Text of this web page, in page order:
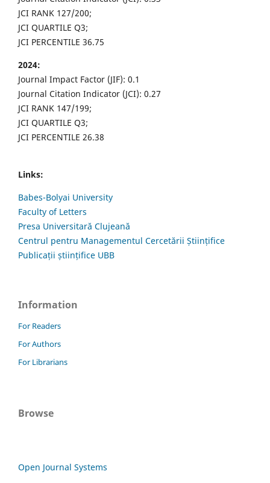
JCI RANK 127/200;
JCI QUARTILE Q3;
JCI PERCENTILE 36.75
2024:
Journal Impact Factor (JIF): 0.1
Journal Citation Indicator (JCI): 0.27
JCI RANK 147/199;
JCI QUARTILE Q3;
JCI PERCENTILE 26.38
Links:
Babes-Bolyai University
Faculty of Letters
Presa Universitară Clujeană
Centrul pentru Managementul Cercetării Științifice
Publicații științifice UBB
Information
For Readers
For Authors
For Librarians
Browse
Open Journal Systems